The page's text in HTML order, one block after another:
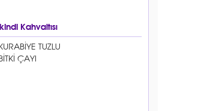
İkindi Kahvaltısı